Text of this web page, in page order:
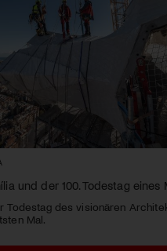
und der 100. Todestag eines
Todestag des visionären
Mal.